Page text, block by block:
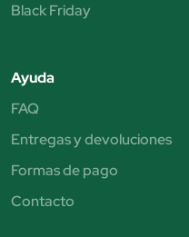
Black Friday
Ayuda
FAQ
Entregas y devoluciones
Formas de pago
Contacto